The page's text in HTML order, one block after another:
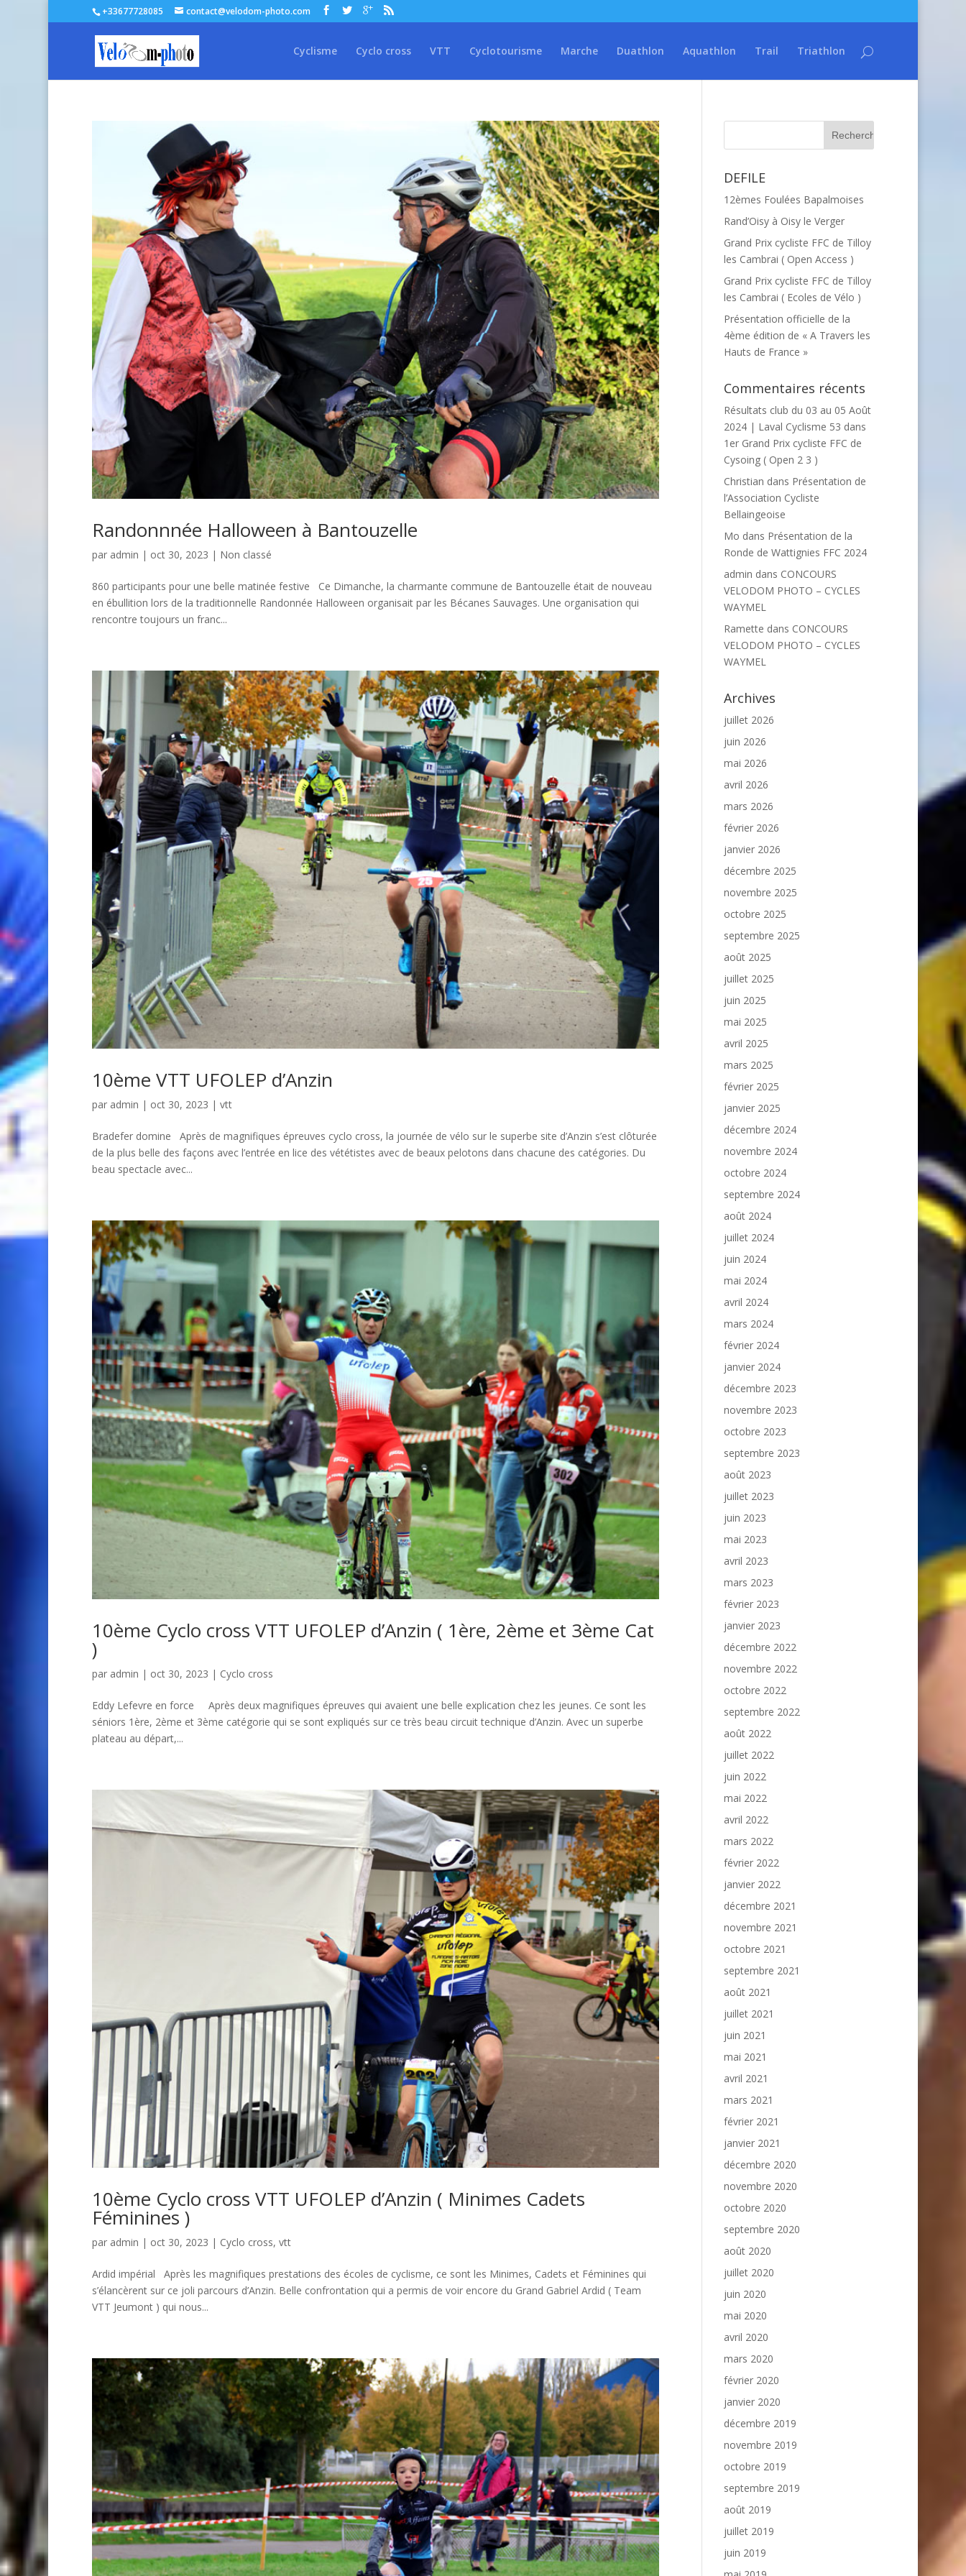
+33677728085 contact@velodom-photo.com
Cyclisme Cyclo cross VTT Cyclotourisme Marche Duathlon Aquathlon Trail Triathlon
Randonnnée Halloween à Bantouzelle
par admin | oct 30, 2023 | Non classé
860 participants pour une belle matinée festive Ce Dimanche, la charmante commune de Bantouzelle était de nouveau
en ébullition lors de la traditionnelle Randonnée Halloween organisait par les Bécanes Sauvages. Une organisation qui
rencontre toujours un franc...
10ème VTT UFOLEP d’Anzin
par admin | oct 30, 2023 | vtt
Bradefer domine Après de magnifiques épreuves cyclo cross, la journée de vélo sur le superbe site d’Anzin s’est clôturée
de la plus belle des façons avec l’entrée en lice des vététistes avec de beaux pelotons dans chacune des catégories. Du
beau spectacle avec...
10ème Cyclo cross VTT UFOLEP d’Anzin ( 1ère, 2ème et 3ème Cat
)
par admin | oct 30, 2023 | Cyclo cross
Eddy Lefevre en force Après deux magnifiques épreuves qui avaient une belle explication chez les jeunes. Ce sont les
séniors 1ère, 2ème et 3ème catégorie qui se sont expliqués sur ce très beau circuit technique d’Anzin. Avec un superbe
plateau au départ,...
10ème Cyclo cross VTT UFOLEP d’Anzin ( Minimes Cadets
Féminines )
par admin | oct 30, 2023 | Cyclo cross, vtt
Ardid impérial Après les magnifiques prestations des écoles de cyclisme, ce sont les Minimes, Cadets et Féminines qui
s’élancèrent sur ce joli parcours d’Anzin. Belle confrontation qui a permis de voir encore du Grand Gabriel Ardid ( Team
VTT Jeumont ) qui nous...
DEFILE
12èmes Foulées Bapalmoises
Rand’Oisy à Oisy le Verger
Grand Prix cycliste FFC de Tilloy
les Cambrai ( Open Access )
Grand Prix cycliste FFC de Tilloy
les Cambrai ( Ecoles de Vélo )
Présentation officielle de la
4ème édition de « A Travers les
Hauts de France »
Commentaires récents
Résultats club du 03 au 05 Août
2024 | Laval Cyclisme 53 dans
1er Grand Prix cycliste FFC de
Cysoing ( Open 2 3 )
Christian dans Présentation de
l’Association Cycliste
Bellaingeoise
Mo dans Présentation de la
Ronde de Wattignies FFC 2024
admin dans CONCOURS
VELODOM PHOTO – CYCLES
WAYMEL
Ramette dans CONCOURS
VELODOM PHOTO – CYCLES
WAYMEL
Archives
juillet 2026
juin 2026
mai 2026
avril 2026
mars 2026
février 2026
janvier 2026
décembre 2025
novembre 2025
octobre 2025
septembre 2025
août 2025
juillet 2025
juin 2025
mai 2025
avril 2025
mars 2025
février 2025
janvier 2025
décembre 2024
novembre 2024
octobre 2024
septembre 2024
août 2024
juillet 2024
juin 2024
mai 2024
avril 2024
mars 2024
février 2024
janvier 2024
décembre 2023
novembre 2023
octobre 2023
septembre 2023
août 2023
juillet 2023
juin 2023
mai 2023
avril 2023
mars 2023
février 2023
janvier 2023
décembre 2022
novembre 2022
octobre 2022
septembre 2022
août 2022
juillet 2022
juin 2022
mai 2022
avril 2022
mars 2022
février 2022
janvier 2022
décembre 2021
novembre 2021
octobre 2021
septembre 2021
août 2021
juillet 2021
juin 2021
mai 2021
avril 2021
mars 2021
février 2021
janvier 2021
décembre 2020
novembre 2020
octobre 2020
septembre 2020
août 2020
juillet 2020
juin 2020
mai 2020
avril 2020
mars 2020
février 2020
janvier 2020
décembre 2019
novembre 2019
octobre 2019
septembre 2019
août 2019
juillet 2019
juin 2019